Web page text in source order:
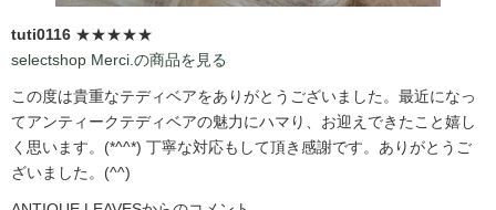
tuti0116 ★★★★★
selectshop Merci.の商品を見る
この度は貴重なテディベアをありがとうございました。最近になっ
てアンティークテディベアの魅力にハマり、お迎えできたこと嬉し
く思います。(*^^*) 丁寧な対応もして頂き感謝です。ありがとうご
ざいました。(^^)